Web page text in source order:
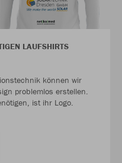
LAUFSHIRTS
können wir
problemlos erstellen.
ist ihr Logo.